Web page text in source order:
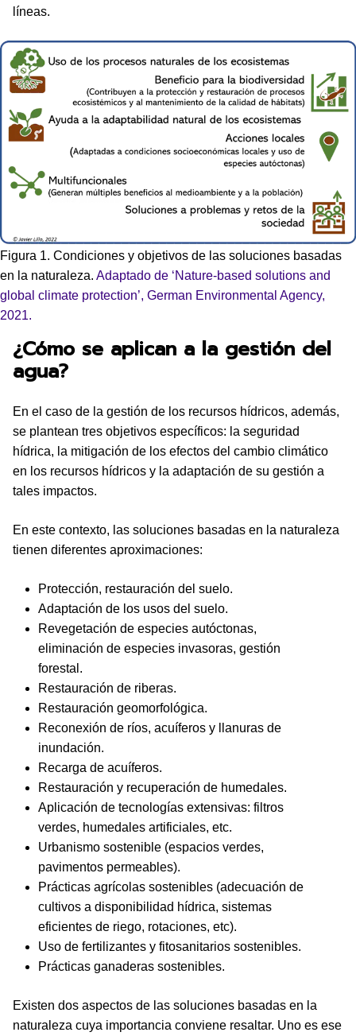
líneas.
Figura 1. Condiciones y objetivos de las soluciones basadas
en la naturaleza. Adaptado de ‘Nature-based solutions and
global climate protection’, German Environmental Agency,
2021.
¿Cómo se aplican a la gestión del
agua?
En el caso de la gestión de los recursos hídricos, además,
se plantean tres objetivos específicos: la seguridad
hídrica, la mitigación de los efectos del cambio climático
en los recursos hídricos y la adaptación de su gestión a
tales impactos.
En este contexto, las soluciones basadas en la naturaleza
tienen diferentes aproximaciones:
Protección, restauración del suelo.
Adaptación de los usos del suelo.
Revegetación de especies autóctonas,
eliminación de especies invasoras, gestión
forestal.
Restauración de riberas.
Restauración geomorfológica.
Reconexión de ríos, acuíferos y llanuras de
inundación.
Recarga de acuíferos.
Restauración y recuperación de humedales.
Aplicación de tecnologías extensivas: filtros
verdes, humedales artificiales, etc.
Urbanismo sostenible (espacios verdes,
pavimentos permeables).
Prácticas agrícolas sostenibles (adecuación de
cultivos a disponibilidad hídrica, sistemas
eficientes de riego, rotaciones, etc).
Uso de fertilizantes y fitosanitarios sostenibles.
Prácticas ganaderas sostenibles.
Existen dos aspectos de las soluciones basadas en la
naturaleza cuya importancia conviene resaltar. Uno es ese